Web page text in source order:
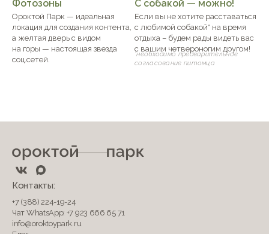
Фотозоны
Ороктой Парк — идеальная
локация для создания контента,
а желтая дверь с видом
на горы — настоящая звезда
соц.сетей.
С собакой — можно!
Если вы не хотите расставаться
с любимой собакой* на время
отдыха – будем рады видеть вас
с вашим четвероногим другом!
*необходимо предварительное
согласование питомца
Контакты:
+7 (388) 224-19-24
Чат WhatsApp: +7 923 666 65 71
info@oroktoypark.ru